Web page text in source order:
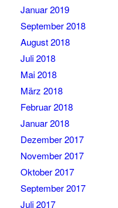
Januar 2019
September 2018
August 2018
Juli 2018
Mai 2018
März 2018
Februar 2018
Januar 2018
Dezember 2017
November 2017
Oktober 2017
September 2017
Juli 2017